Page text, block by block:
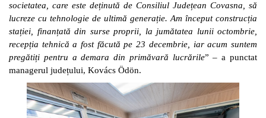
societatea, care este deținută de Consiliul Județean Covasna, să
lucreze cu tehnologie de ultimă generație. Am început construcția
stației, finanțată din surse proprii, la jumătatea lunii octombrie,
recepția tehnică a fost făcută pe 23 decembrie, iar acum suntem
pregătiți pentru a demara din primăvară lucrările” – a punctat
managerul județului, Kovács Ödön.